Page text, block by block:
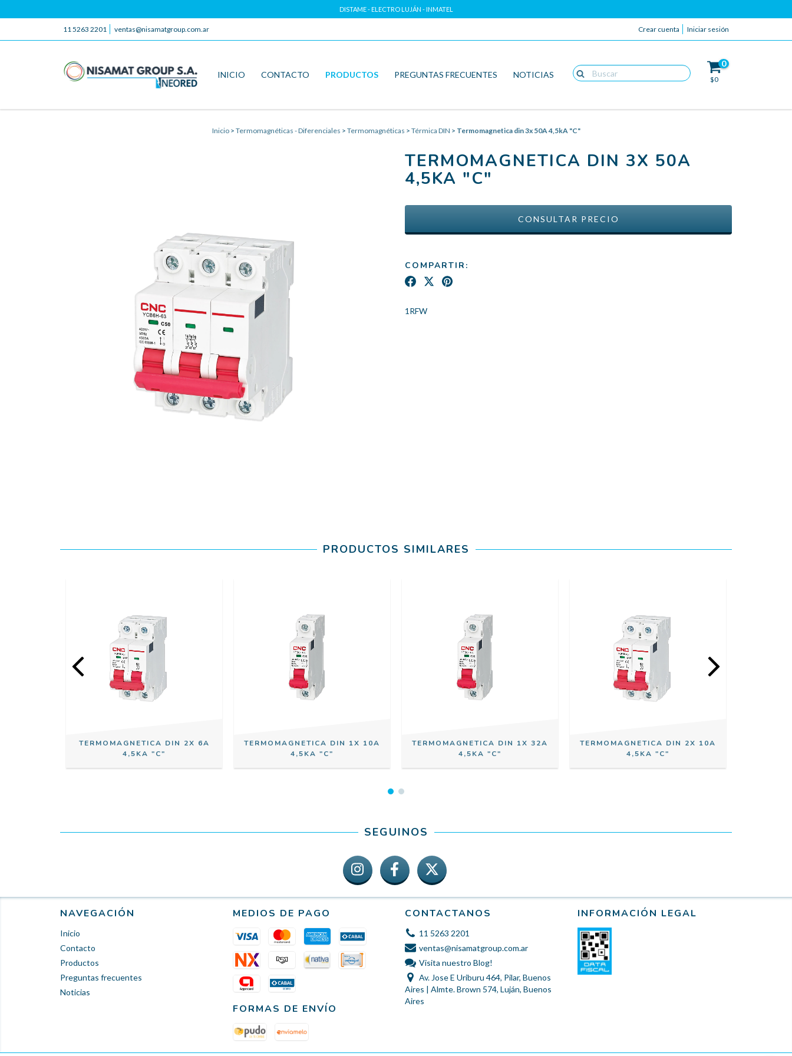
DISTAME - ELECTRO LUJÁN - INMATEL
11 5263 2201 ventas@nisamatgroup.com.ar Crear cuenta Iniciar sesión
INICIO CONTACTO PRODUCTOS PREGUNTAS FRECUENTES NOTICIAS
0
$0
Inicio > Termomagnéticas - Diferenciales > Termomagnéticas > Térmica DIN > Termomagnetica din 3x 50A 4,5kA "C"
TERMOMAGNETICA DIN 3X 50A
4,5KA "C"
COMPARTIR:
1RFW
PRODUCTOS SIMILARES
TERMOMAGNETICA DIN 2X 6A
4,5KA "C"
TERMOMAGNETICA DIN 1X 10A
4,5KA "C"
TERMOMAGNETICA DIN 1X 32A
4,5KA "C"
TERMOMAGNETICA DIN 2X 10A
4,5KA "C"
SEGUINOS
NAVEGACIÓN
Inicio
Contacto
Productos
Preguntas frecuentes
Noticias
MEDIOS DE PAGO
FORMAS DE ENVÍO
CONTACTANOS
11 5263 2201
ventas@nisamatgroup.com.ar
Visita nuestro Blog!
Av. Jose E Uriburu 464, Pilar, Buenos
Aires | Almte. Brown 574, Luján, Buenos
Aires
INFORMACIÓN LEGAL